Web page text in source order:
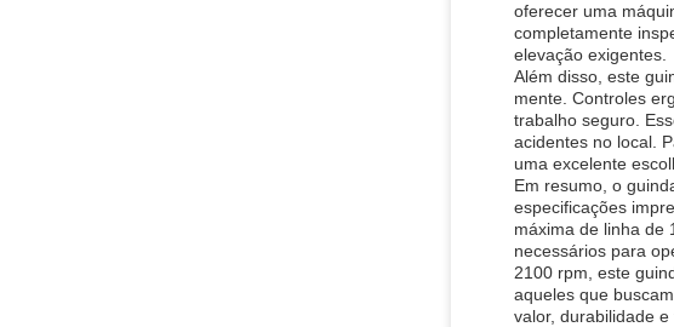
oferecer uma
completamente
elevação exigentes.
Além disso, este
mente. Controles
trabalho seguro.
acidentes no local.
uma excelente
Em resumo, o
especificações
máxima de linha de
necessários para
2100 rpm, este
aqueles que
valor, durabilidade e